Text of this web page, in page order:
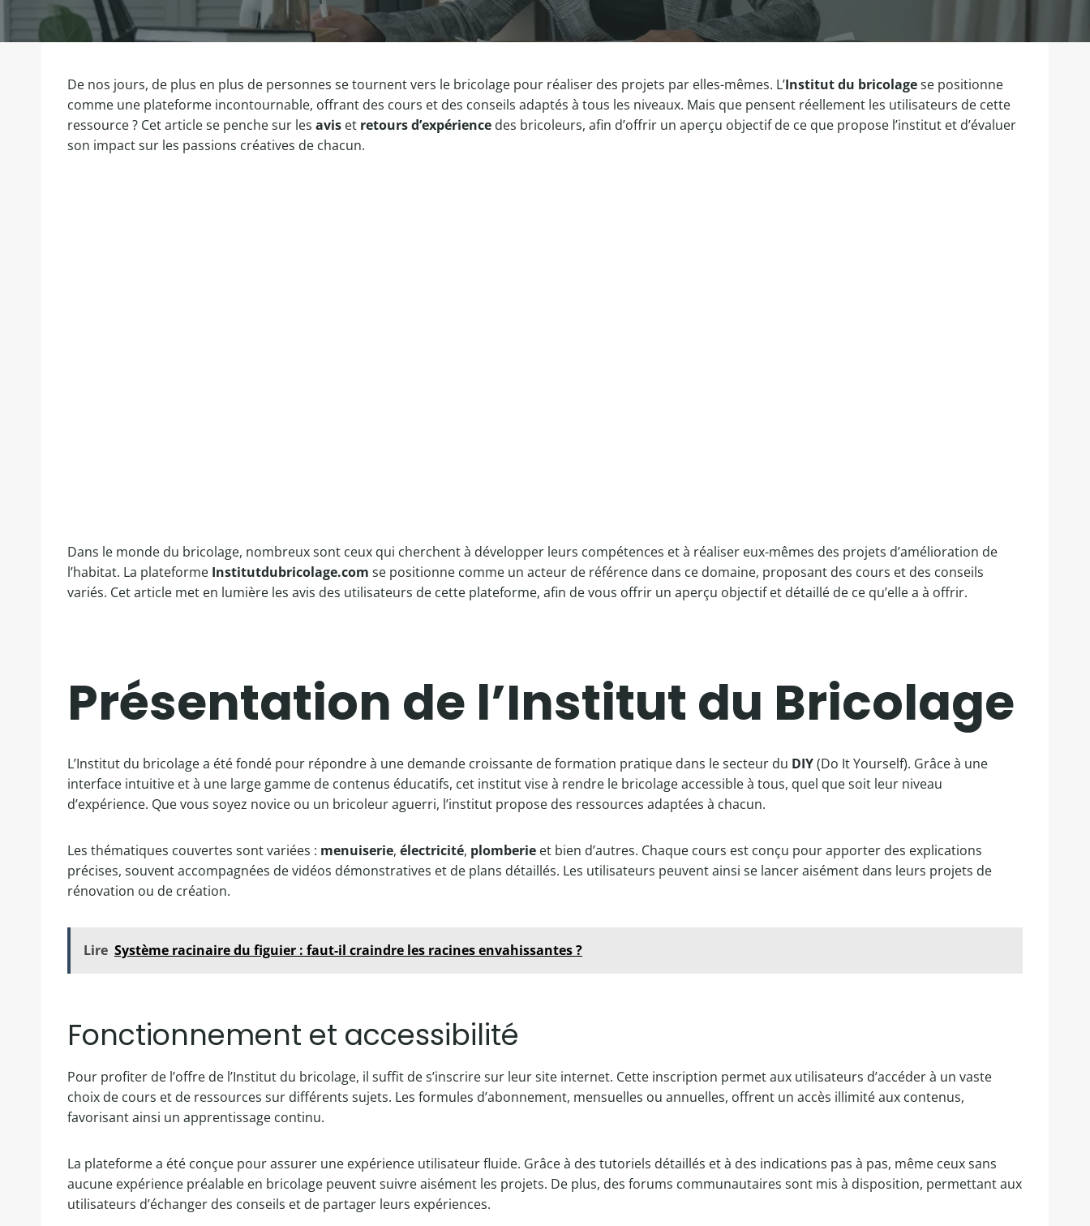
De nos jours, de plus en plus de personnes se tournent vers le bricolage pour réaliser des projets par elles-mêmes. L’Institut du bricolagese positionne
comme une plateforme incontournable, offrant des cours et des conseils adaptés à tous les niveaux. Mais que pensent réellement les utilisateurs de cette
ressource ? Cet article se penche sur les avis et retours d’expérience des bricoleurs, afin d’offrir un aperçu objectif de ce que propose l’institut et d’évaluer
son impact sur les passions créatives de chacun.
Dans le monde du bricolage, nombreux sont ceux qui cherchent à développer leurs compétences et à réaliser eux-mêmes des projets d’amélioration de
l’habitat. La plateforme Institutdubricolage.com se positionne comme un acteur de référence dans ce domaine, proposant des cours et des conseils
variés. Cet article met en lumière les avis des utilisateurs de cette plateforme, afin de vous offrir un aperçu objectif et détaillé de ce qu’elle a à offrir.
Présentation de l’Institut du Bricolage
L’Institut du bricolage a été fondé pour répondre à une demande croissante de formation pratique dans le secteur du DIY(Do It Yourself). Grâce à une
interface intuitive et à une large gamme de contenus éducatifs, cet institut vise à rendre le bricolage accessible à tous, quel que soit leur niveau
d’expérience. Que vous soyez novice ou un bricoleur aguerri, l’institut propose des ressources adaptées à chacun.
Les thématiques couvertes sont variées : menuiserie, électricité, plomberie et bien d’autres. Chaque cours est conçu pour apporter des explications
précises, souvent accompagnées de vidéos démonstratives et de plans détaillés. Les utilisateurs peuvent ainsi se lancer aisément dans leurs projets de
rénovation ou de création.
Lire Système racinaire du figuier : faut-il craindre les racines envahissantes ?
Fonctionnement et accessibilité
Pour profiter de l’offre de l’Institut du bricolage, il suffit de s’inscrire sur leur site internet. Cette inscription permet aux utilisateurs d’accéder à un vaste
choix de cours et de ressources sur différents sujets. Les formules d’abonnement, mensuelles ou annuelles, offrent un accès illimité aux contenus,
favorisant ainsi un apprentissage continu.
La plateforme a été conçue pour assurer une expérience utilisateur fluide. Grâce à des tutoriels détaillés et à des indications pas à pas, même ceux sans
aucune expérience préalable en bricolage peuvent suivre aisément les projets. De plus, des forums communautaires sont mis à disposition, permettant aux
utilisateurs d’échanger des conseils et de partager leurs expériences.